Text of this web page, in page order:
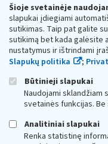
Šioje svetainėje
slapukai įdiegiami
sutikimas. Taip pat galite
sutikimą bet kada galėsite
nustatymus ir ištrindami
Slapukų politika
;
Būtinieji slapukai
Naudojami sklandžiam
svetainės funkcijas.
Analitiniai slapukai
Renka statistinę
Respublikos
Biudžetinė įstaiga.
adresas: Vasario 16-osios
vmi@vmi.lt, E. pristatymo
Duomenys apie
Respublikos finansų